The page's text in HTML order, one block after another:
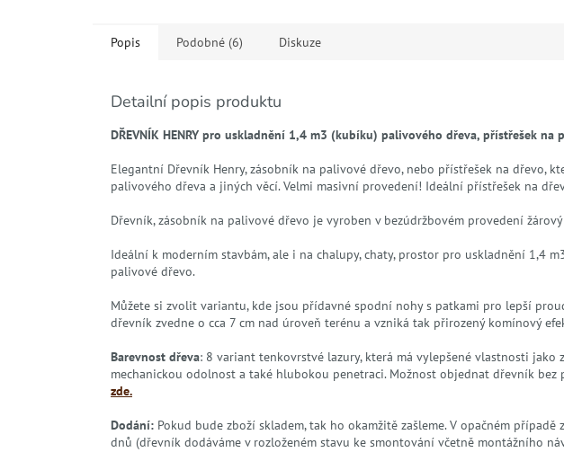
Popis Podobné (6) Diskuze
Detailní popis produktu
DŘEVNÍK HENRY pro uskladnění 1,4 m3 (kubíku) palivového dřeva, přístřešek na
Elegantní Dřevník Henry, zásobník na palivové dřevo, nebo přístřešek na dřevo,
palivového dřeva a jiných věcí. Velmi masivní provedení! Ideální přístřešek na
Dřevník, zásobník na palivové dřevo je vyroben v bezúdržbovém provedení
Ideální k moderním stavbám, ale i na chalupy, chaty, prostor pro uskladnění 1,4
palivové dřevo.
Můžete si zvolit variantu, kde jsou přídavné spodní nohy s patkami pro lepší
dřevník zvedne o cca 7 cm nad úroveň terénu a vzniká tak přirozený komínový
Barevnost dřeva: 8 variant tenkovrstvé lazury, která má vylepšené vlastnosti jako
mechanickou odolnost a také hlubokou penetraci. Možnost objednat dřevník bez
zde.
Dodání: Pokud bude zboží skladem, tak ho okamžitě zašleme. V opačném
dnů (dřevník dodáváme v rozloženém stavu ke smontování včetně montážního